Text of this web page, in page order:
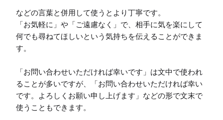
などの言葉と併用して使うとより丁寧です。
「お気軽に」や「ご遠慮なく」で、相手に気を楽にして
何でも尋ねてほしいという気持ちを伝えることができま
す。
「お問い合わせいただければ幸いです」は文中で使われ
ることが多いですが、「お問い合わせいただければ幸い
です。よろしくお願い申し上げます」などの形で文末で
使うこともできます。